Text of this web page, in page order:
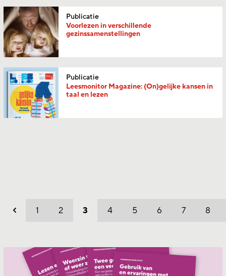
Publicatie
Voorlezen in verschillende
gezinssamenstellingen
Publicatie
Leesmonitor Magazine: (On)gelijke kansen in
taal en lezen
Vorig 1 2 3 4 5 6 7 8